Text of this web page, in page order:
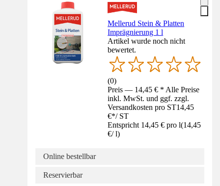
Mellerud Stein & Platten
Imprägnierung 1 l
Artikel wurde noch nicht
bewertet.
(0)
Preis — 14,45 € * Alle Preise
inkl. MwSt. und ggf. zzgl.
Versandkosten pro ST14,45
€*/ ST
Entspricht 14,45 € pro l(14,45
€/ l)
Online bestellbar
Reservierbar